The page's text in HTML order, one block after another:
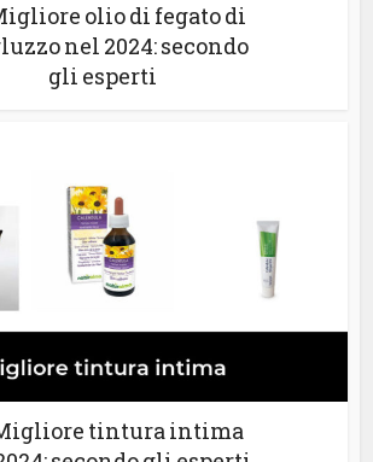
olio di fegato di
nel 2024: secondo
gli esperti
tintura intima